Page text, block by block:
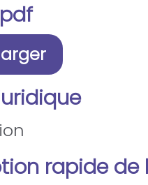
rapide de